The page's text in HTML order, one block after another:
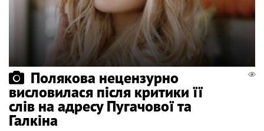
Полякова нецензурно
висловилася після критики її
слів на адресу Пугачової та
Галкіна